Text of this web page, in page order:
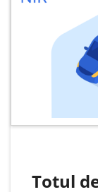
Totul